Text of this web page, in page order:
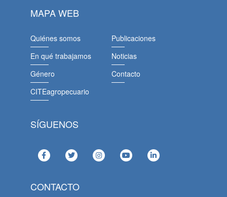
MAPA WEB
Quiénes somos
En qué trabajamos
Género
CITEagropecuario
Publicaciones
Noticias
Contacto
SÍGUENOS
CONTACTO